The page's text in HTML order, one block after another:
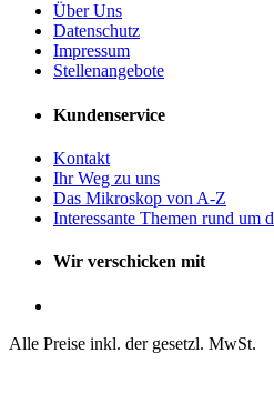
Über Uns
Datenschutz
Impressum
Stellenangebote
Kundenservice
Kontakt
Ihr Weg zu uns
Das Mikroskop von A-Z
Interessante Themen rund um
Wir verschicken mit
Alle Preise inkl. der gesetzl. MwSt.